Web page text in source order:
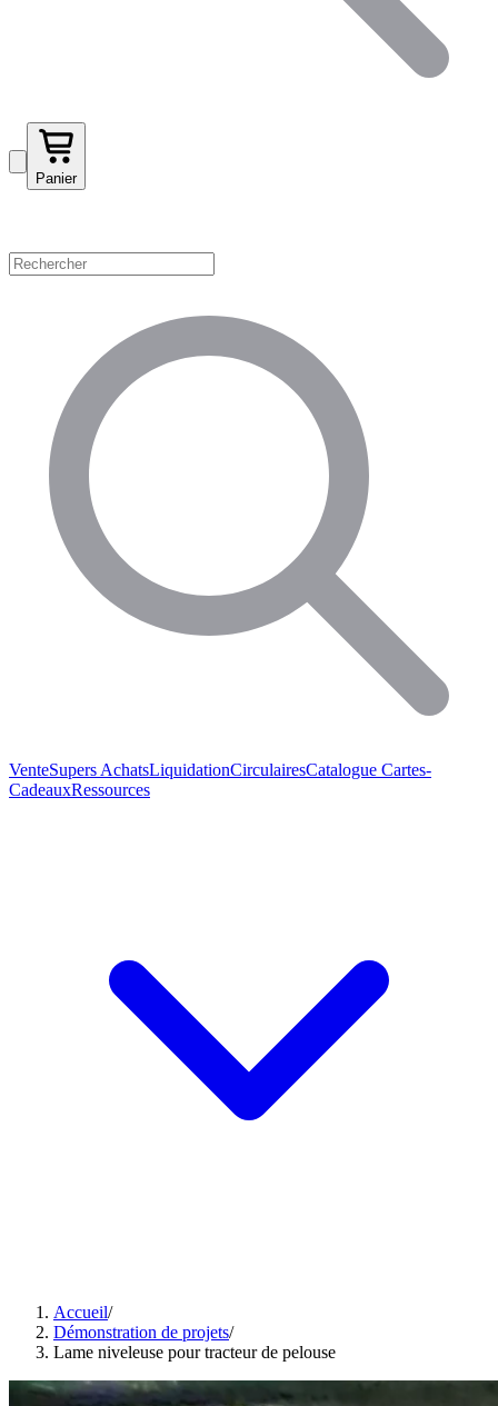
Panier
VenteSupers AchatsLiquidationCirculairesCatalogue Cartes-
CadeauxRessources
Accueil/
Démonstration de projets/
Lame niveleuse pour tracteur de pelouse